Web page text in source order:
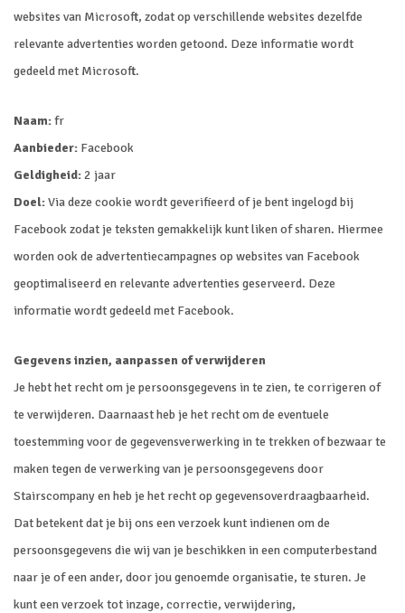
websites van Microsoft, zodat op verschillende websites dezelfde
relevante advertenties worden getoond. Deze informatie wordt
gedeeld met Microsoft.
Naam:fr
Aanbieder: Facebook
Geldigheid:2 jaar
Doel:Via deze cookie wordt geverifieerd of je bent ingelogd bij
Facebook zodat je teksten gemakkelijk kunt liken of sharen. Hiermee
worden ook de advertentiecampagnes op websites van Facebook
geoptimaliseerd en relevante advertenties geserveerd. Deze
informatie wordt gedeeld met Facebook.
Gegevens inzien, aanpassen of verwijderen
Je hebt het recht om je persoonsgegevens in te zien, te corrigeren of
te verwijderen. Daarnaast heb je het recht om de eventuele
toestemming voor de gegevensverwerking in te trekken of bezwaar te
maken tegen de verwerking van je persoonsgegevens door
Stairscompany en heb je het recht op gegevensoverdraagbaarheid.
Dat betekent dat je bij ons een verzoek kunt indienen om de
persoonsgegevens die wij van je beschikken in een computerbestand
naar je of een ander, door jou genoemde organisatie, te sturen. Je
kunt een verzoek tot inzage, correctie, verwijdering,